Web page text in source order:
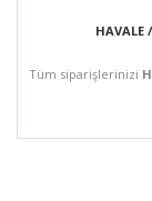
HAVALE
Tüm siparişlerinizi